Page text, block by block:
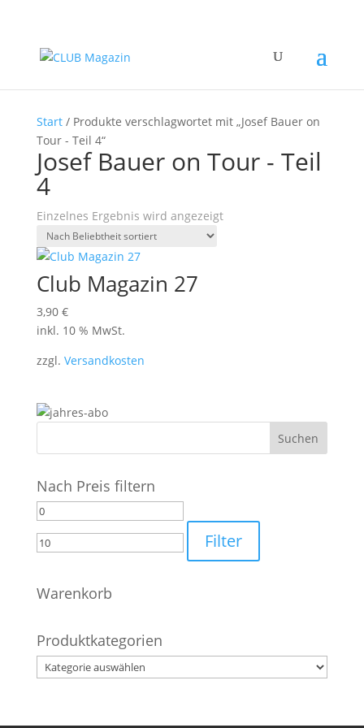
Start/ Produkte verschlagwortet mit „Josef Bauer on
Tour - Teil 4“
Josef Bauer on Tour - Teil
4
Einzelnes Ergebnis wird angezeigt
Club Magazin 27
3,90 €
inkl. 10 % MwSt.
zzgl. Versandkosten
Nach Preis filtern
Min.
Filter
Warenkorb
Produktkategorien